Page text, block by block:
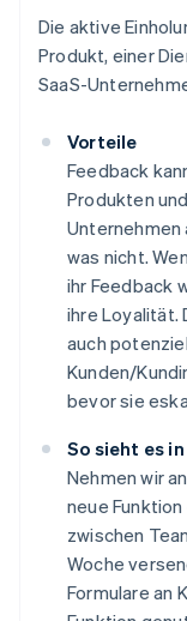
Die aktive
Produkt, einer
SaaS-
Vorteile
Feedback
Produkten
Unternehmen
was nicht.
ihr Feedback
ihre Loyalität.
auch
Kunden/
bevor sie
So sieht es
Nehmen wir
neue
zwischen
Woche
Formulare an